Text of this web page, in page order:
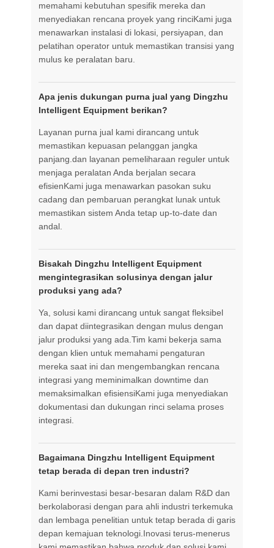
memahami kebutuhan spesifik mereka dan
menyediakan rencana proyek yang rinciKami juga
menawarkan instalasi di lokasi, persiyapan, dan
pelatihan operator untuk memastikan transisi yang
mulus ke peralatan baru.
Apa jenis dukungan purna jual yang Dingzhu
Intelligent Equipment berikan?
Layanan purna jual kami dirancang untuk
memastikan kepuasan pelanggan jangka
panjang.dan layanan pemeliharaan reguler untuk
menjaga peralatan Anda berjalan secara
efisienKami juga menawarkan pasokan suku
cadang dan pembaruan perangkat lunak untuk
memastikan sistem Anda tetap up-to-date dan
andal.
Bisakah Dingzhu Intelligent Equipment
mengintegrasikan solusinya dengan jalur
produksi yang ada?
Ya, solusi kami dirancang untuk sangat fleksibel
dan dapat diintegrasikan dengan mulus dengan
jalur produksi yang ada.Tim kami bekerja sama
dengan klien untuk memahami pengaturan
mereka saat ini dan mengembangkan rencana
integrasi yang meminimalkan downtime dan
memaksimalkan efisiensiKami juga menyediakan
dokumentasi dan dukungan rinci selama proses
integrasi.
Bagaimana Dingzhu Intelligent Equipment
tetap berada di depan tren industri?
Kami berinvestasi besar-besaran dalam R&D dan
berkolaborasi dengan para ahli industri terkemuka
dan lembaga penelitian untuk tetap berada di garis
depan kemajuan teknologi.Inovasi terus-menerus